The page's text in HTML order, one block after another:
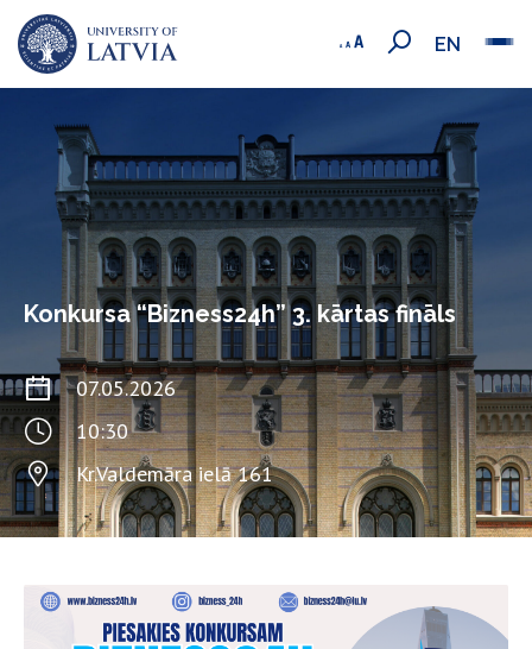
EN
Konkursa “Bizness24h” 3. kārtas fināls
07.05.2026
10:30
Kr.Valdemāra ielā 161